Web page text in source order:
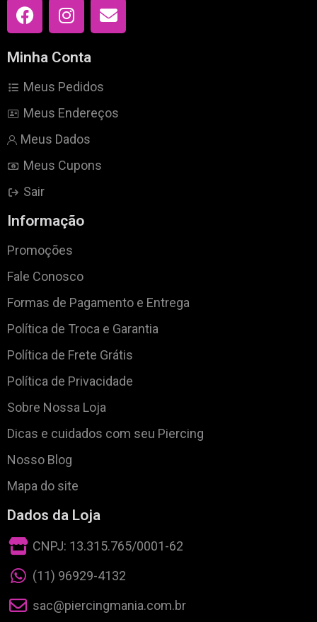
Minha Conta
Meus Pedidos
Meus Endereços
Meus Dados
Meus Cupons
Sair
Informação
Promoções
Fale Conosco
Formas de Pagamento e Entrega
Política de Troca e Garantia
Política de Frete Grátis
Política de Privacidade
Sobre Nossa Loja
Dicas e cuidados com seu Piercing
Nosso Blog
Mapa do site
Dados da Loja
CNPJ: 13.315.765/0001-62
(11) 96929-4132
sac@piercingmania.com.br